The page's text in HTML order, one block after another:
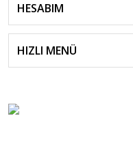
HESABIM
HIZLI MENÜ